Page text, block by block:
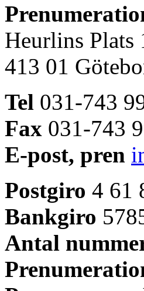
Heurlins Plats
413 01
Tel 031-743
Fax 031-743
E-post, pren
Postgiro 4 61
Bankgiro
Antal